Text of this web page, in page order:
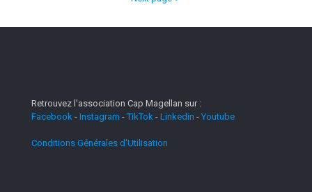
Retrouvez l'association Cap Magellan sur :
Facebook - Instagram -TikTok - Linkedin - Youtube
Conditions Générales d'Utilisation